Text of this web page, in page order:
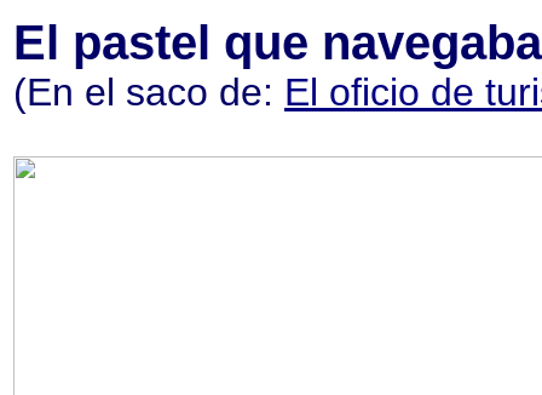
El pastel que navegaba
(En el saco de: El oficio de